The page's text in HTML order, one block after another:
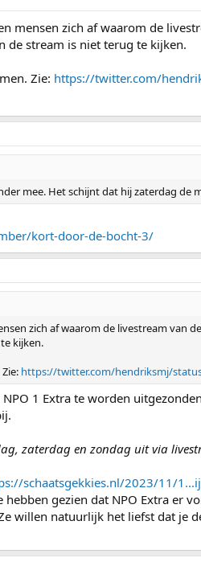
mensen zich af waarom de
de stream is niet terug te kijken.
Zie: https://twitter.com/
mee. Het schijnt dat hij zaterdag de
kort-door-de-bocht-3/
zich af waarom de livestream van
kijken.
https://twitter.com/hendriksmj/
1 Extra te worden
zaterdag en zondag uit via
schaatsgekkies.nl/2023/11/
gezien dat NPO Extra er
willen natuurlijk het liefst dat je